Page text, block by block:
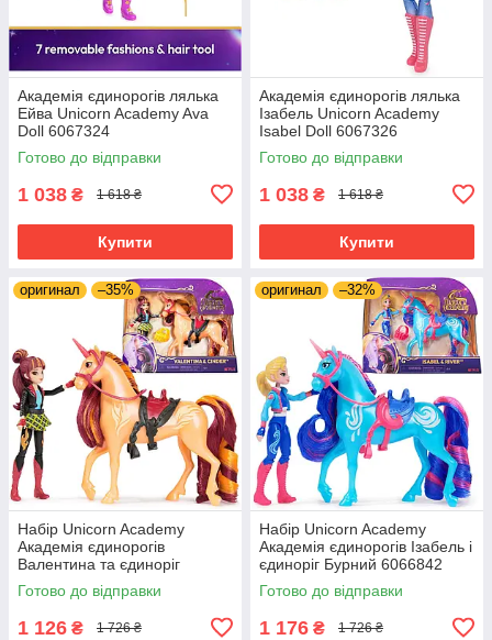
Академія єдинорогів лялька
Ейва Unicorn Academy Ava
Doll 6067324
Готово до відправки
1 038 ₴ 1 618 ₴
Купити
Академія єдинорогів лялька
Ізабель Unicorn Academy
Isabel Doll 6067326
Готово до відправки
1 038 ₴ 1 618 ₴
Купити
оригинал –35%
Набір Unicorn Academy
Академія єдинорогів
Валентина та єдиноріг
Куточок 6066850
Готово до відправки
1 126 ₴ 1 726 ₴
оригинал –32%
Набір Unicorn Academy
Академія єдинорогів Ізабель і
єдиноріг Бурний 6066842
Готово до відправки
1 176 ₴ 1 726 ₴